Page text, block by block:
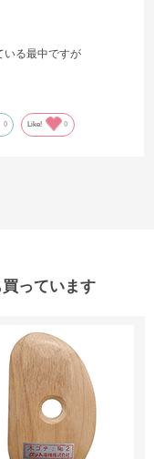
いる最中ですが
0 Like! 0
っています